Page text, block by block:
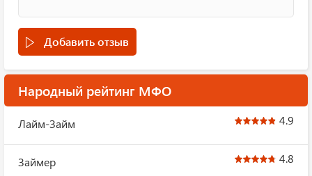
Добавить отзыв
Народный рейтинг МФО
Лайм-Займ 4.9
Займер 4.8